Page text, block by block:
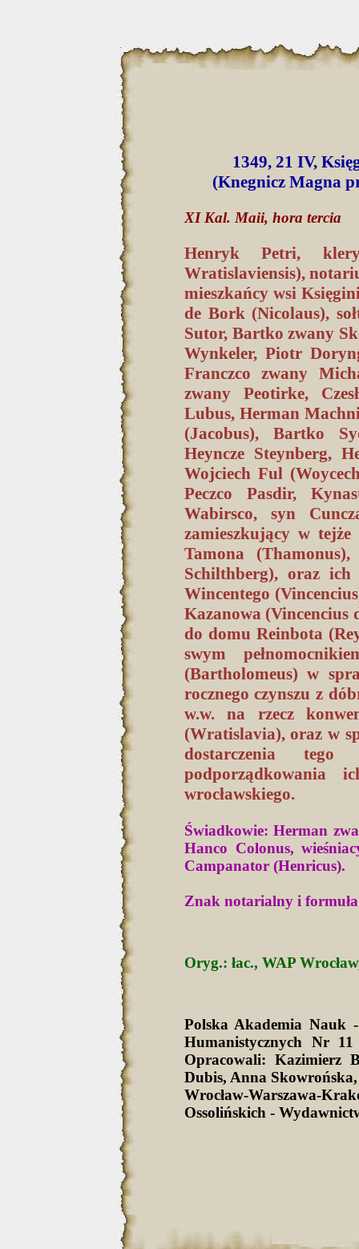
1349, 21 IV,
(Knegnicz Magna
XI Kal. Maii, hora tercia
Henryk Petri,
Wratislaviensis),
mieszkańcy wsi
de Bork (Nicolaus),
Sutor, Bartko zwany
Wynkeler, Piotr
Franczco zwany
zwany Peotirke,
Lubus, Herman
(Jacobus), Bartko
Heyncze Steynberg,
Wojciech Ful
Peczco Pasdir,
Wabirsco, syn
zamieszkujący w
Tamona
Schilthberg), oraz
Wincentego
Kazanowa (Vincencius
do domu Reinbota
swym
(Bartholomeus) w
rocznego czynszu z
w.w. na rzecz
(Wratislavia), oraz w
dostarczenia
wrocławskiego.
Świadkowie: Herman
Hanco Colonus,
Campanator (Henricus).
Znak notarialny i
Oryg.: łac., WAP
Polska Akademia Nauk
Humanistycznych Nr
Opracowali: Kazimierz
Dubis, Anna
Wrocław-Warszawa-
Ossolińskich -